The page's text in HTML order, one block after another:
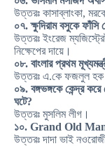
উত্তরঃ কাসাব্লাংকা,
০৭. ক্ষুদিরাম বসুকে ফাঁসি
উত্তরঃ ইংরেজ
নিক্ষেপের দায়ে।
০৮. বাংলার প্রথম
উত্তরঃ এ.কে ফজলুল
০৯. বঙ্গভঙ্গকে কেন্দ্র
ঘটে?
উত্তরঃ মুসলিম লীগ।
১০. Grand Old Man
উত্তরঃ দাদা ভাই